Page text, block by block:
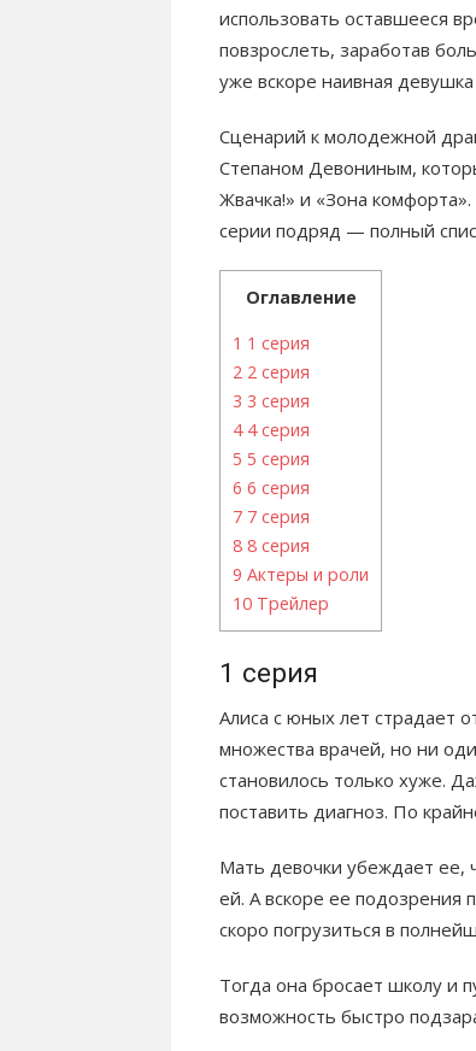
использовать оставшееся
повзрослеть, заработав
уже вскоре наивная
Сценарий к молодежной
Степаном Девониным,
Жвачка!» и «Зона
серии подряд — полный
Оглавление
1 1 серия
2 2 серия
3 3 серия
44 серия
5 5 серия
6 6 серия
7 7 серия
8 8 серия
9 Актеры и роли
10 Трейлер
1 серия
Алиса с юных лет страдает
множества врачей, но ни
становилось только хуже.
поставить диагноз. По
Мать девочки убеждает ее,
ей. А вскоре ее подозрения
скоро погрузиться в
Тогда она бросает школу и
возможность быстро